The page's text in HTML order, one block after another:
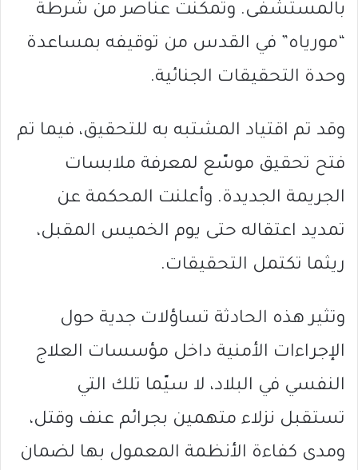
بالمستشفى. وتمكّنت عناصر من شرطة
“مورياه” في القدس من توقيفه بمساعدة
وحدة التحقيقات الجنائية.
وقد تم اقتياد المشتبه به للتحقيق، فيما تم
فتح تحقيق موسّع لمعرفة ملابسات
الجريمة الجديدة. وأعلنت المحكمة عن
تمديد اعتقاله حتى يوم الخميس المقبل،
ريثما تكتمل التحقيقات.
وتثير هذه الحادثة تساؤلات جدية حول
الإجراءات الأمنية داخل مؤسسات العلاج
النفسي في البلاد، لا سيّما تلك التي
تستقبل نزلاء متهمين بجرائم عنف وقتل،
ومدى كفاءة الأنظمة المعمول بها لضمان